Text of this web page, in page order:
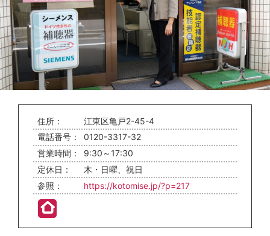
住所：
江東区亀戸2-45-4
電話番号：
0120-3317-32
営業時間：
9:30～17:30
定休日：
木・日曜、祝日
参照：
https://kotomise.jp/?p=217